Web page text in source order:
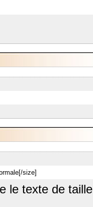
size]
le texte de taille